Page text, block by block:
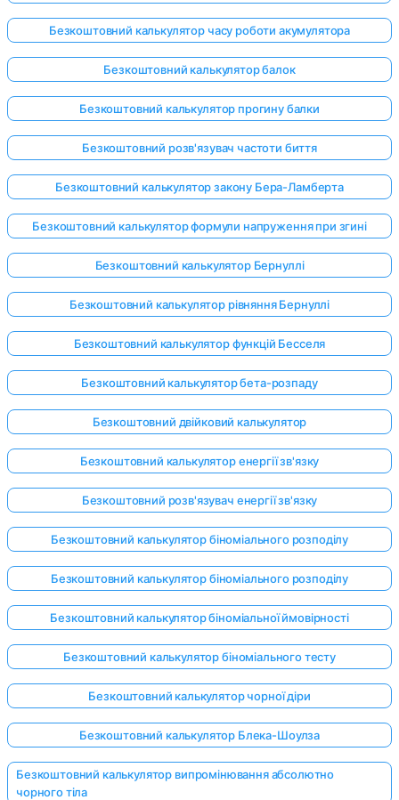
Безкоштовний калькулятор часу роботи акумулятора
Безкоштовний калькулятор балок
Безкоштовний калькулятор прогину балки
Безкоштовний розв'язувач частоти биття
Безкоштовний калькулятор закону Бера-Ламберта
Безкоштовний калькулятор формули напруження при згині
Безкоштовний калькулятор Бернуллі
Безкоштовний калькулятор рівняння Бернуллі
Безкоштовний калькулятор функцій Бесселя
Безкоштовний калькулятор бета-розпаду
Безкоштовний двійковий калькулятор
Безкоштовний калькулятор енергії зв'язку
Безкоштовний розв'язувач енергії зв'язку
Безкоштовний калькулятор біноміального розподілу
Безкоштовний калькулятор біноміального розподілу
Безкоштовний калькулятор біноміальної ймовірності
Безкоштовний калькулятор біноміального тесту
Безкоштовний калькулятор чорної діри
Безкоштовний калькулятор Блека-Шоулза
Безкоштовний калькулятор випромінювання абсолютно
чорного тіла